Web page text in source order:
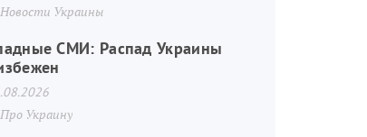
Новости Украины
СМИ: Распад Украины
Про Украину